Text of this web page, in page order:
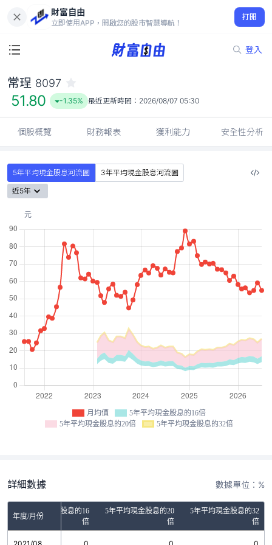
財富自由
立即使用APP，開啟您的股市智慧導航！
打開
登入
51.80
-1.35%
常珵 8097
51.80 -1.35% 最近更新時間： 2026/08/07 05:30
個股概覽 財務報表 獲利能力 安全性分析
5年平均現金股息河流圖
3年平均現金股息河流圖
近5年
月均價
5年平均現金股息的16倍
5年平均現金股息的20倍
5年平均現金股息的32倍
詳細數據 數據單位：%
年度/月份
5年平均現金股息的16
倍
5年平均現金股息的20
倍
5年平均現金股息的32
倍